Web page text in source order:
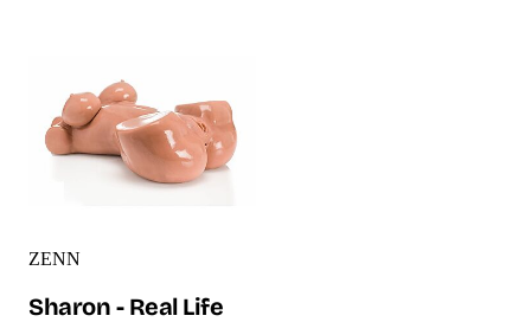
ZENN
Sharon - Real Life